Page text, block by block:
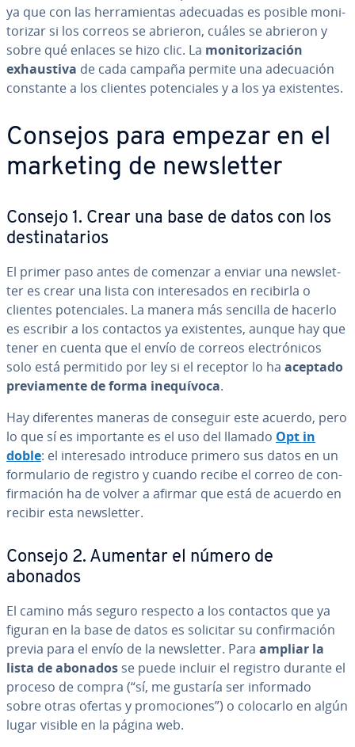
ya que con las he­rra­mie­n­tas adecuadas es posible mo­ni­
to­ri­zar si los correos se abrieron, cuáles se abrieron y
sobre qué enlaces se hizo clic. La mo­ni­to­ri­za­ción
exhau­s­ti­va de cada campaña permite una ade­cua­ción
constante a los clientes po­te­n­cia­les y a los ya exi­s­te­n­tes.
Consejos para empezar en el
marketing de ne­w­s­le­t­ter
Consejo 1. Crear una base de datos con los
de­s­ti­na­ta­rios
El primer paso antes de comenzar a enviar una ne­w­s­le­t­
ter es crear una lista con in­te­re­sa­dos en recibirla o
clientes po­te­n­cia­les. La manera más sencilla de hacerlo
es escribir a los contactos ya exi­s­te­n­tes, aunque hay que
tener en cuenta que el envío de correos ele­c­tró­ni­cos
solo está permitido por ley si el receptor lo ha aceptado
pre­via­me­n­te de forma ine­quí­vo­ca.
Hay di­fe­re­n­tes maneras de conseguir este acuerdo, pero
lo que sí es im­po­r­ta­n­te es el uso del llamado Opt in
doble: el in­te­re­sa­do introduce primero sus datos en un
fo­r­mu­la­rio de registro y cuando recibe el correo de co­n­
fi­r­ma­ción ha de volver a afirmar que está de acuerdo en
recibir esta ne­w­s­le­t­ter.
Consejo 2. Aumentar el número de
abonados
El camino más seguro respecto a los contactos que ya
figuran en la base de datos es solicitar su co­n­fi­r­ma­ción
previa para el envío de la ne­w­s­le­t­ter. Para ampliar la
lista de abonados se puede incluir el registro durante el
proceso de compra (“sí, me gustaría ser informado
sobre otras ofertas y pro­mo­cio­nes”) o colocarlo en algún
lugar visible en la página web.